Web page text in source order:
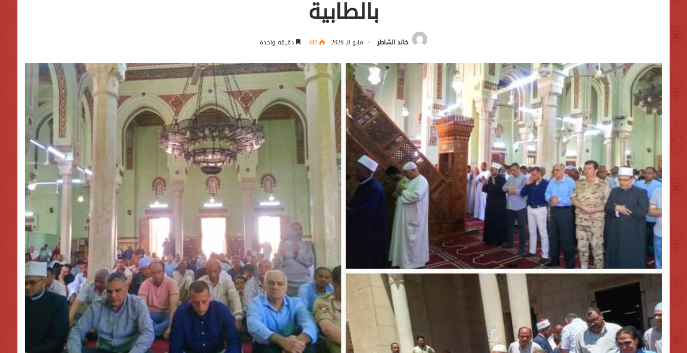
بالطابية
خالد الشاطر مايو 8, 2026 592 دقيقة واحدة